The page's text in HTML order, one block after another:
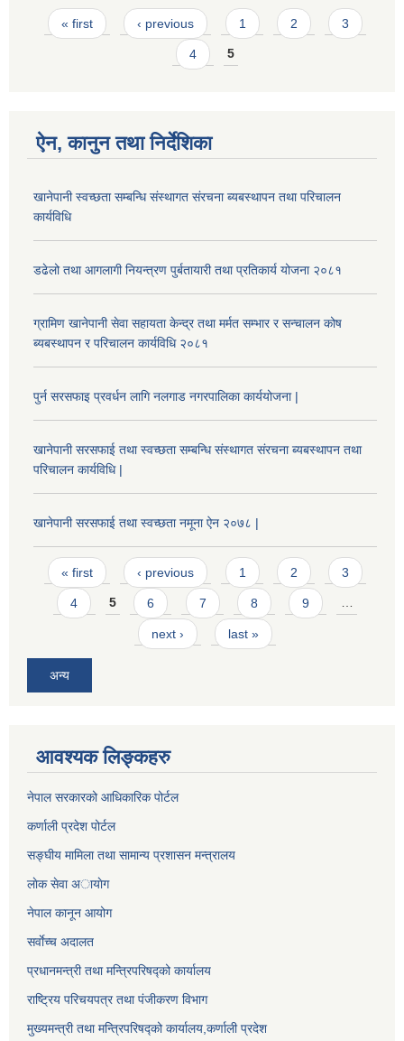
Pages
« first ‹ previous 1 2 3
4 5
ऐन, कानुन तथा निर्देशिका
खानेपानी स्वच्छता सम्बन्धि संस्थागत संरचना ब्यबस्थापन तथा परिचालन
कार्यविधि
डढेलो तथा आगलागी नियन्त्रण पुर्बतायारी तथा प्रतिकार्य योजना २०८१
ग्रामिण खानेपानी सेवा सहायता केन्द्र तथा मर्मत सम्भार र सन्चालन कोष
ब्यबस्थापन र परिचालन कार्यविधि २०८१
पुर्न सरसफाइ प्रवर्धन लागि नलगाड नगरपालिका कार्ययोजना |
खानेपानी सरसफाई तथा स्वच्छता सम्बन्धि संस्थागत संरचना ब्यबस्थापन तथा
परिचालन कार्यविधि |
खानेपानी सरसफाई तथा स्वच्छता नमूना ऐन २०७८ |
Pages
« first ‹ previous 1 2 3
4 5 6 7 8 9 …
next › last »
अन्य
आवश्यक लिङ्कहरु
नेपाल सरकारको आधिकारिक पोर्टल
कर्णाली प्रदेश पोर्टल
सङ्घीय मामिला तथा सामान्य प्रशासन मन्त्रालय
लाेक सेवा अायाेग
नेपाल कानून आयोग
सर्वाेच्च अदालत
प्रधानमन्त्री तथा मन्त्रिपरिषद्को कार्यालय
राष्ट्रिय परिचयपत्र तथा पंजीकरण विभाग
मुख्यमन्त्री तथा मन्त्रिपरिषद्को कार्यालय,कर्णाली प्रदेश